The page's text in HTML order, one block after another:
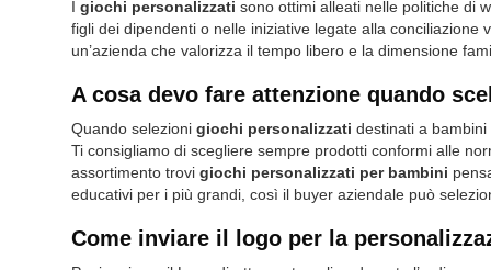
I giochi personalizzati sono ottimi alleati nelle politiche di
figli dei dipendenti o nelle iniziative legate alla conciliazione
un’azienda che valorizza il tempo libero e la dimensione
A cosa devo fare attenzione quando
Quando selezioni giochi personalizzati destinati a
Ti consigliamo di scegliere sempre prodotti conformi alle
assortimento trovi giochi personalizzati per bambini
educativi per i più grandi, così il buyer aziendale può
Come inviare il logo per la